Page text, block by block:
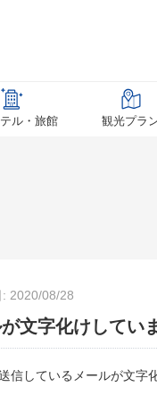
ル・旅館 観光プラ
: 2020/08/28
文字化けしてい
信しているメールが文字